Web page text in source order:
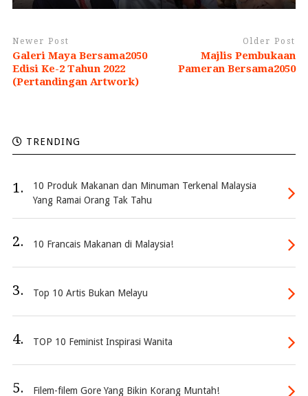
Newer Post
Galeri Maya Bersama2050
Edisi Ke-2 Tahun 2022
(Pertandingan Artwork)
Older Post
Majlis Pembukaan
Pameran Bersama2050
TRENDING
1.
10 Produk Makanan dan Minuman Terkenal Malaysia
Yang Ramai Orang Tak Tahu
2. 10 Francais Makanan di Malaysia!
3. Top 10 Artis Bukan Melayu
4. TOP 10 Feminist Inspirasi Wanita
5. Filem-filem Gore Yang Bikin Korang Muntah!